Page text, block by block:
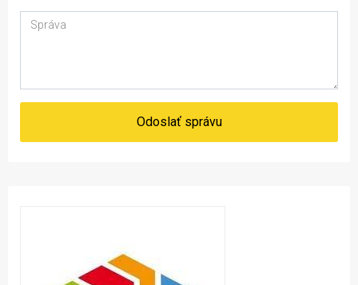
Odoslať správu